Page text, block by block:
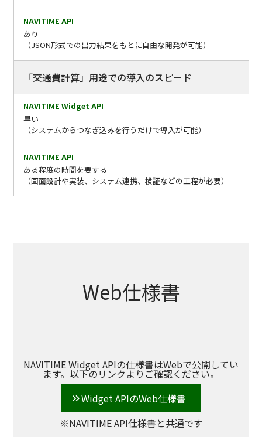
あり
（JSON形式での出力結果をもとに自由な開発が可能）
「交通費計算」用途での導入のスピード
早い
（システムからつなぎ込みを行うだけで導入が可能）
ある程度の時間を要する
（画面設計や実装、システム連携、検証などの工程が必要）
Web仕様書
NAVITIME Widget APIの仕様書はWebで公開してい
ます。以下のリンクよりご確認ください。
Widget APIのWeb仕様書
※NAVITIME API仕様書と共通です